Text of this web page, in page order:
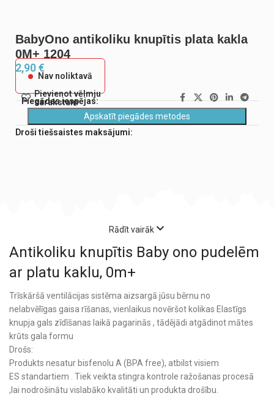
BabyOno antikoliku knupītis plata kakla
0M+ 1204
2,90€
Nav noliktavā
Pievienot vēlmju
sarakstam
Piegādes iespējas:
Apskatīt piegādes metodes
Droši tiešsaistes maksājumi:
Antikoliku knupītis Baby ono pudelēm
ar platu kaklu, 0m+
Trīskāršā ventilācijas sistēma aizsargā jūsu bērnu no
nelabvēlīgas gaisa rīšanas, vienlaikus novēršot kolikas Elastīgs
knupja gals zīdīšanas laikā pagarinās , tādējādi atgādinot mātes
krūts gala formu
Drošs:
Produkts nesatur bisfenolu A (BPA free), atbilst visiem
ES standartiem . Tiek veikta stingra kontrole ražošanas procesā
,lai nodrošinātu vislabāko kvalitāti un produkta drošību.
Rādīt vairāk